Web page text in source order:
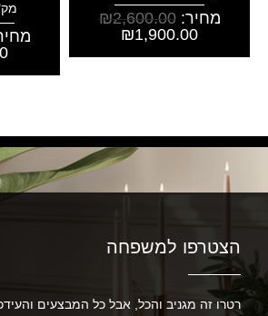
מחיר: ₪2,600.00
₪1,900.00
מק"ט:
הצטרפו למשפחה
רטרו זה מגניב והכל, אבל כל המבצעים